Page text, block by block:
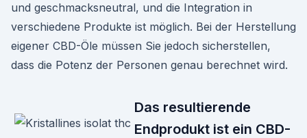
und geschmacksneutral, und die Integration in
verschiedene Produkte ist möglich. Bei der Herstellung
eigener CBD-Öle müssen Sie jedoch sicherstellen,
dass die Potenz der Personen genau berechnet wird.
Das resultierende
Endprodukt ist ein CBD-